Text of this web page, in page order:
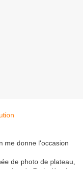
me donne l'occasion
de photo de plateau,